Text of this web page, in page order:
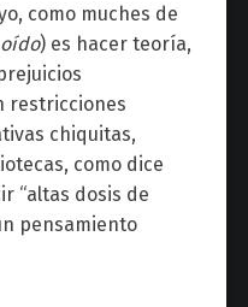
como muches de
) es hacer teoría,
restricciones
chiquitas,
como dice
“altas dosis de
pensamiento